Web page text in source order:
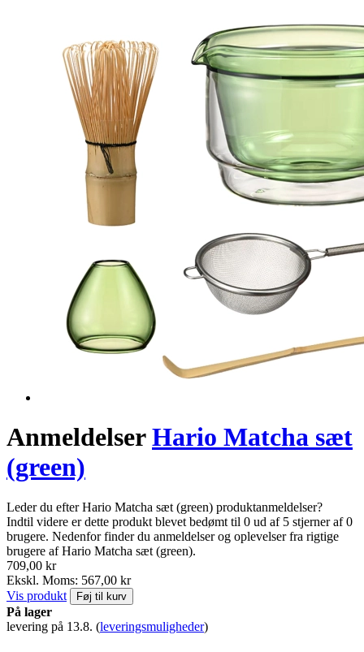
AnmeldelserHario Matcha sæt
(green)
Leder du efter Hario Matcha sæt (green) produktanmeldelser?
Indtil videre er dette produkt blevet bedømt til 0 ud af 5 stjerner af 0
brugere. Nedenfor finder du anmeldelser og oplevelser fra rigtige
brugere af Hario Matcha sæt (green).
709,00 kr
Ekskl. Moms: 567,00 kr
Vis produkt
Føj til kurv
På lager
levering på 13.8. (leveringsmuligheder)